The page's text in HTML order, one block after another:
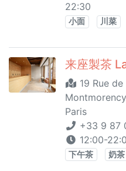
22:30
小面 川菜
来座製茶
19 Rue de
Paris
+33 9 87
12:00-
下午茶 奶茶